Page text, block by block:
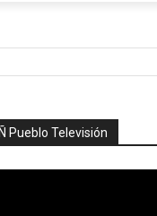
Ñ Pueblo Televisión